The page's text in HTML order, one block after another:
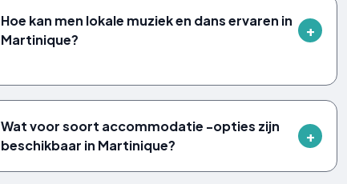
Hoe kan men lokale muziek en dans ervaren in
Martinique?
Wat voor soort accommodatie -opties zijn
beschikbaar in Martinique?